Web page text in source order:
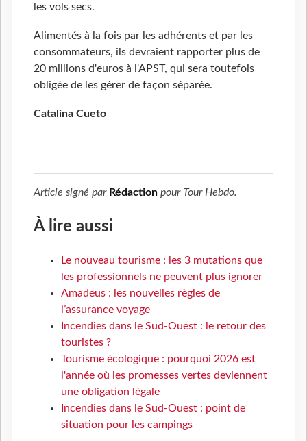
les vols secs.
Alimentés à la fois par les adhérents et par les
consommateurs, ils devraient rapporter plus de
20 millions d'euros à l'APST, qui sera toutefois
obligée de les gérer de façon séparée.
Catalina Cueto
Article signé par Rédaction pour Tour Hebdo.
À lire aussi
Le nouveau tourisme : les 3 mutations que
les professionnels ne peuvent plus ignorer
Amadeus : les nouvelles règles de
l’assurance voyage
Incendies dans le Sud-Ouest : le retour des
touristes ?
Tourisme écologique : pourquoi 2026 est
l'année où les promesses vertes deviennent
une obligation légale
Incendies dans le Sud-Ouest : point de
situation pour les campings